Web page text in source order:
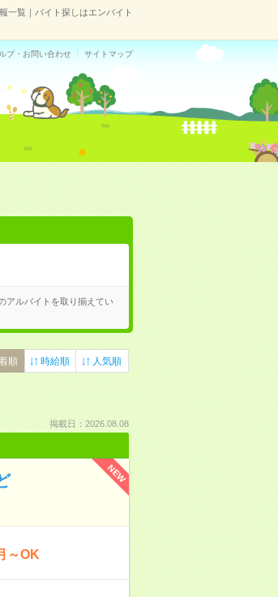
一覧｜バイト探しはエンバイト
プ・お問い合わせ サイトマップ
アルバイトを取り揃えてい
順 時給順 人気順
掲載日：2026.08.08
NEW
～OK